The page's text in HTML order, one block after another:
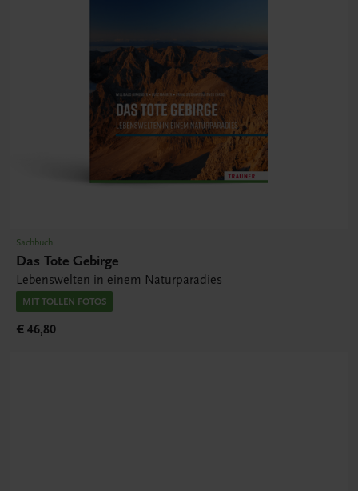
Sachbuch
Das Tote Gebirge
Lebenswelten in einem Naturparadies
MIT TOLLEN FOTOS
€ 46,80